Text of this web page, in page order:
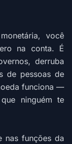
você
na conta. É
derruba
de pessoas de
funciona —
ninguém te
nas funções da